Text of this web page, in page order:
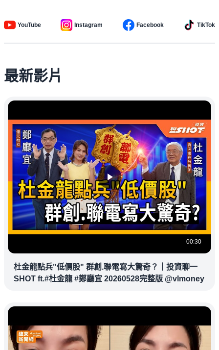
YouTube Instagram Facebook TikTok
最新影片
00:30
杜金龍點兵"低價股" 群創.聯電寫大驚奇？｜投資聊一
SHOT ft.#杜金龍 #鄭廳宜 20260528完整版 @vlmoney